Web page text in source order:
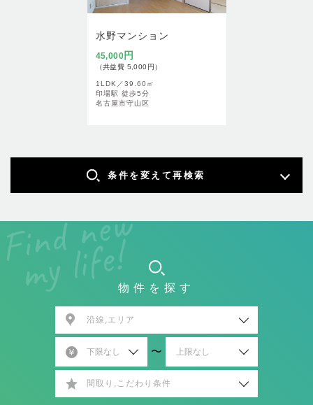
水野マンション
45,000 円
（共益費 5,000円）
名古屋市守山区
1LDK／39.60㎡
印場駅 徒歩5分
条件を変えて再検索
物件を探す
沿線,エリア
〜
間取り,こだわり条件